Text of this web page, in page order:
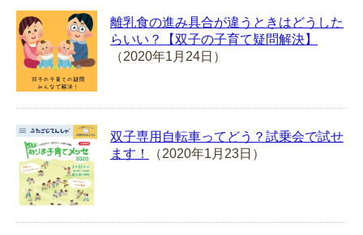
離乳食の進み具合が違うときはどうした
らいい？【双子の子育て疑問解決】
（2020年1月24日）
双子専用自転車ってどう？試乗会で試せ
ます！
（2020年1月23日）